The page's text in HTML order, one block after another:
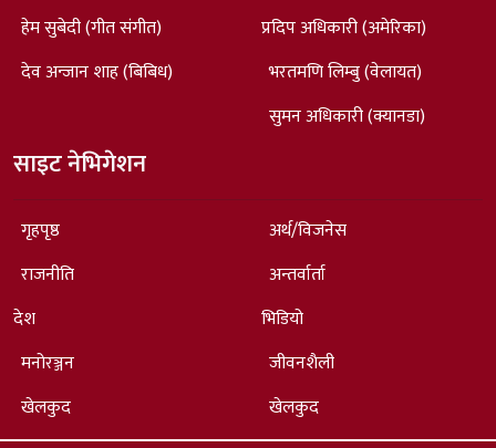
हेम सुबेदी (गीत संगीत)
देव अन्जान शाह (बिबिध)
प्रदिप अधिकारी (अमेरिका)
भरतमणि लिम्बु (वेलायत)
सुमन अधिकारी (क्यानडा)
साइट नेभिगेशन
गृहपृष्ठ
राजनीति
देश
मनोरञ्जन
खेलकुद
अर्थ/विजनेस
अन्तर्वार्ता
भिडियो
जीवनशैली
खेलकुद